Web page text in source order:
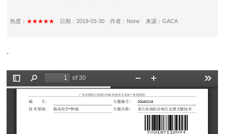
热度： ★★★★★ 日期：2019-03-30 作者：None 来源：GACA
-